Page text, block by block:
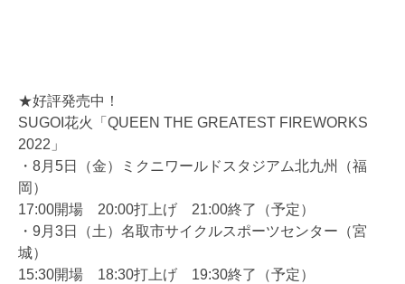
★好評発売中！
SUGOI花火「QUEEN THE GREATEST FIREWORKS
2022」
・8月5日（金）ミクニワールドスタジアム北九州（福
岡）
17:00開場 20:00打上げ 21:00終了（予定）
・9月3日（土）名取市サイクルスポーツセンター（宮
城）
15:30開場 18:30打上げ 19:30終了（予定）